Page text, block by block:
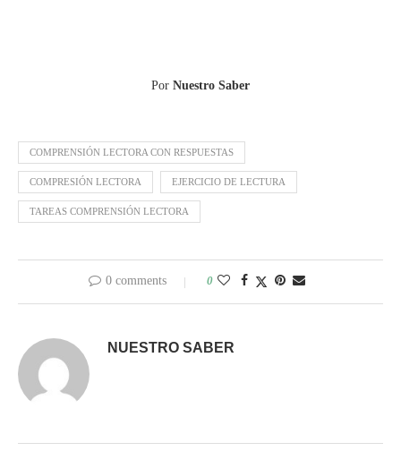
Por Nuestro Saber
COMPRENSIÓN LECTORA CON RESPUESTAS
COMPRESIÓN LECTORA EJERCICIO DE LECTURA
TAREAS COMPRENSIÓN LECTORA
0 comments 0
NUESTRO SABER